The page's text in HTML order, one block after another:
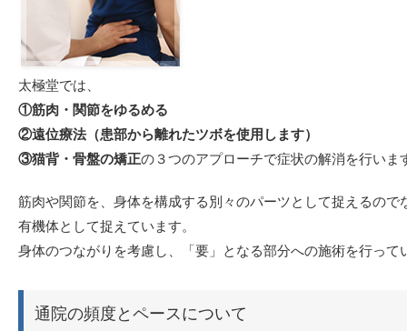
太極堂では、
①筋肉・関節をゆるめる
②遠位療法（患部から離れたツボを使用します）
③猫背・骨盤の矯正の３つのアプローチで症状の解消を行いま
筋肉や関節を、身体を構成する別々のパーツとして捉えるの
有機体として捉えています。
身体のつながりを考慮し、「要」となる部分への施術を行って
通院の頻度とペースについて